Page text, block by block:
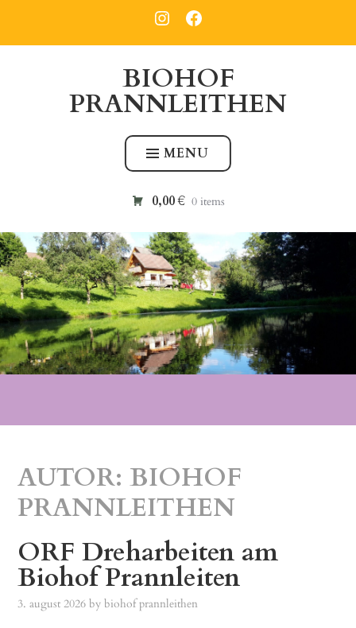
content
PRANNLEITHEN
INSTAGRAM
PRANNLEITHEN
FACEBOOK
BIOHOF
PRANNLEITHEN
MENU
0,00 € 0 items
AUTOR:BIOHOF
PRANNLEITHEN
ORF Dreharbeiten am
Biohof Prannleiten
3. august 2026 bybiohof prannleithen